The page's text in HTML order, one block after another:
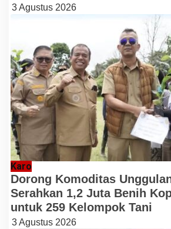
3 Agustus 2026
Karo
Dorong Komoditas
Serahkan 1,2 Juta Benih
untuk 259 Kelompok Tani
3 Agustus 2026